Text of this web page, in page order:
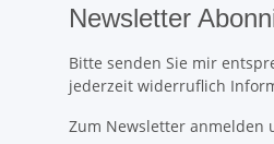
Newsletter
Bitte senden Sie mir
jederzeit widerruflich
Zum Newsletter anmelden